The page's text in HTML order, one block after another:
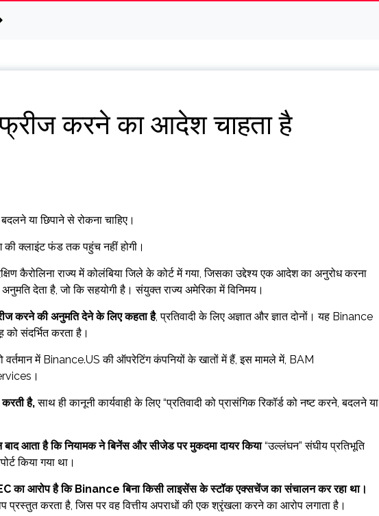
करने का आदेश चाहता है
या छिपाने से रोकना चाहिए।
की क्लाइंट फंड तक पहुंच नहीं होगी।
कैरोलिना राज्य में कोलंबिया जिले के कोर्ट में गया, जिसका उद्देश्य एक आदेश का अनुरोध करना
देता है, जो कि सहयोगी है। संयुक्त राज्य अमेरिका में विनिमय।
करने की अनुमति देने के लिए कहता है, प्रतिवादी के लिए अज्ञात और ज्ञात दोनों। यह Binance
संदर्भित करता है।
वर्तमान में Binance.US की ऑपरेटिंग कंपनियों के खातों में हैं, इस मामले में, BAM
करती है,साथ ही कानूनी कार्यवाही के लिए “प्रतिवादी को प्रासंगिक रिकॉर्ड को नष्ट करने, बदलने या
बाद आता है कि नियामक ने बिनेंस और सीजेड पर मुकदमा दायर किया“उल्लंघन” संघीय प्रतिभूति
किया गया था।
का आरोप है कि Binance बिना किसी लाइसेंस के स्टॉक एक्सचेंज का संचालन कर रहा था।
करता है, जिस पर वह वित्तीय अपराधों की एक श्रृंखला करने का आरोप लगाता है।